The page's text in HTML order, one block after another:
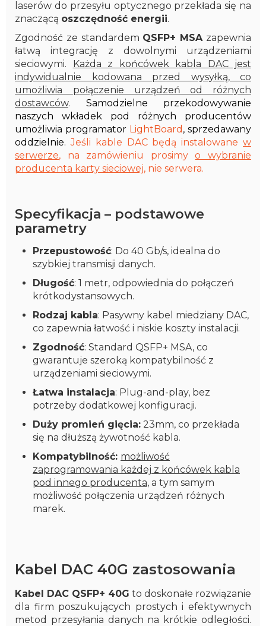
laserów do przesyłu optycznego przekłada się na
znaczącą oszczędność energii.
Zgodność ze standardem QSFP+ MSAzapewnia
łatwą integrację z dowolnymi urządzeniami
sieciowymi. Każda z końcówek kabla DAC jest
indywidualnie kodowana przed wysyłką, co
umożliwia
połączenie urządzeń od różnych
dostawców. Samodzielne przekodowywanie
naszych wkładek pod różnych producentów
umożliwia programator LightBoard , sprzedawany
oddzielnie. Jeśli kable DAC będą instalowane w
serwerze, na zamówieniu prosimyo wybranie
producenta karty sieciowej, nie serwera.
Specyfikacja – podstawowe
parametry
Przepustowość: Do 40 Gb/s, idealna do
szybkiej transmisji danych.
Długość: 1 metr, odpowiednia do połączeń
krótkodystansowych.
Rodzaj kabla: Pasywny kabel miedziany DAC,
co zapewnia łatwość i niskie koszty instalacji.
Zgodność: Standard QSFP+ MSA, co
gwarantuje szeroką kompatybilność z
urządzeniami sieciowymi.
Łatwa instalacja: Plug-and-play, bez
potrzeby dodatkowej konfiguracji.
Duży promień gięcia: 23mm, co przekłada
się na dłuższą żywotność kabla.
Kompatybilność: możliwość
zaprogramowania każdej z końcówek kabla
pod innego producenta, a tym samym
możliwość połączenia urządzeń różnych
marek.
Kabel DAC 40G zastosowania
Kabel DAC QSFP+ 40G to doskonałe rozwiązanie
dla firm poszukujących prostych i efektywnych
metod przesyłania danych na krótkie odległości.